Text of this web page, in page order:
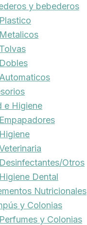
y bebederos
Plastico
Metalicos
Tolvas
Dobles
Automaticos
e Higiene
Empapadores
Higiene
Desinfectantes/Otros
Higiene Dental
Nutricionales
y Colonias
Perfumes y Colonias